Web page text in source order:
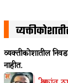
व्यक्तीकोशातील
नाहीत.